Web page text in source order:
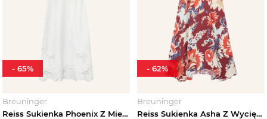
Breuninger
Reiss Sukienka Phoenix Z Mieszanką Materiałów I Koronką Z Otworami beige ECRU
- 65%
Breuninger
Reiss Sukienka Asha Z Wycięciami rot
- 62%